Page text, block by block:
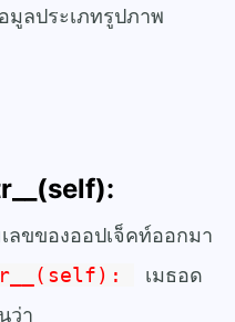
มูลประเภทรูปภาพ
ลขของออปเจ็คท์ออกมา
เมธอด
ว่า